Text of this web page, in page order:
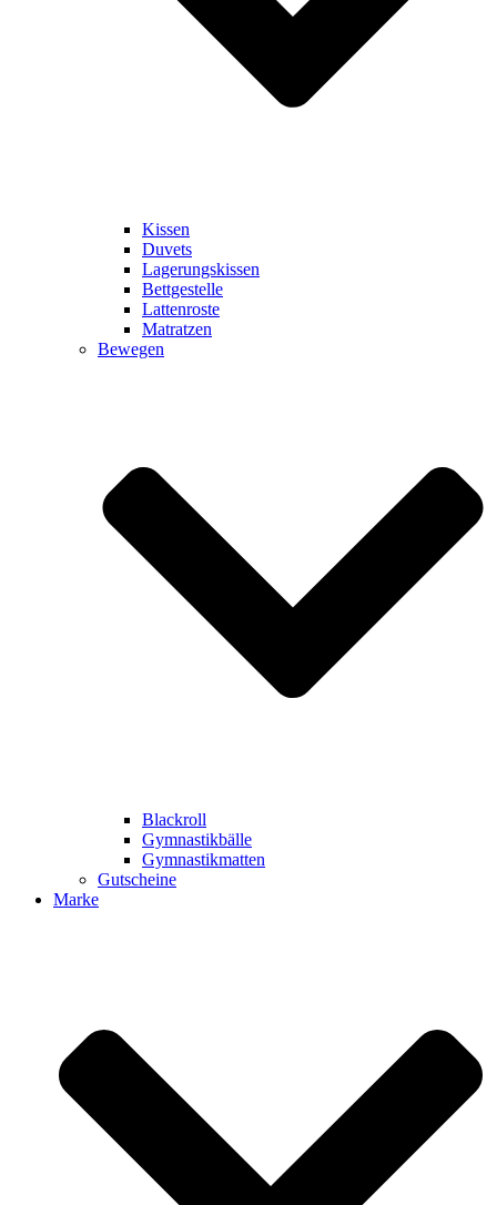
Kissen
Duvets
Lagerungskissen
Bettgestelle
Lattenroste
Matratzen
Bewegen
Blackroll
Gymnastikbälle
Gymnastikmatten
Gutscheine
Marke